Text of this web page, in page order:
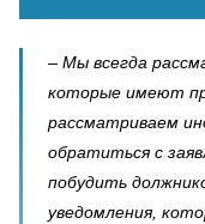
– Мы всегда
которые имеют
рассматриваем
обратиться с
побудить
уведомления,